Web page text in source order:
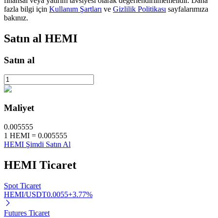
Krediler
Kripto destekli borçlanma hizmeti
fazla bilgi için Kullanım Şartları ve Gizlilik Politikası sayfalarımıza
bakınız.
Satın al HEMI
Satın al
Maliyet
0.005555
1 HEMI = 0.005555
HEMI Şimdi Satın Al
HEMI Ticaret
Spot Ticaret
HEMI/USDT0.0055+3.77%
Futures Ticaret